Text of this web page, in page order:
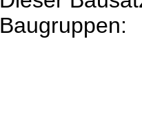
Baugruppen: